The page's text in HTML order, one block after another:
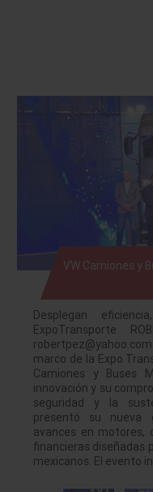
VW Camiones y
Desplegan
ExpoTransporte
marco de la Expo
Camiones y Buses
innovación y su
seguridad y la
presentó su nueva
avances en motores,
financieras diseñadas
mexicanos. El evento